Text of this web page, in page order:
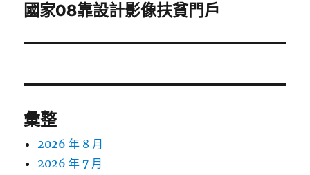
一
文
國家08靠設計影像扶貧門戶
彙整
2026 年 8 月
2026 年 7 月